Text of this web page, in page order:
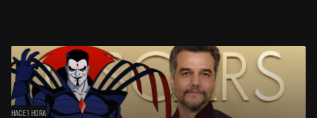
HACE 1 HORA